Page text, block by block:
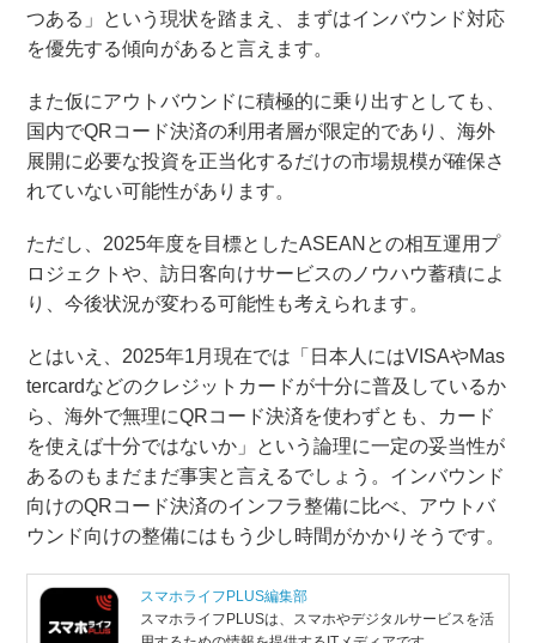
つある」という現状を踏まえ、まずはインバウンド対応
を優先する傾向があると言えます。
また仮にアウトバウンドに積極的に乗り出すとしても、
国内でQRコード決済の利用者層が限定的であり、海外
展開に必要な投資を正当化するだけの市場規模が確保さ
れていない可能性があります。
ただし、2025年度を目標としたASEANとの相互運用プ
ロジェクトや、訪日客向けサービスのノウハウ蓄積によ
り、今後状況が変わる可能性も考えられます。
とはいえ、2025年1月現在では「日本人にはVISAやMas
tercardなどのクレジットカードが十分に普及しているか
ら、海外で無理にQRコード決済を使わずとも、カード
を使えば十分ではないか」という論理に一定の妥当性が
あるのもまだまだ事実と言えるでしょう。インバウンド
向けのQRコード決済のインフラ整備に比べ、アウトバ
ウンド向けの整備にはもう少し時間がかかりそうです。
スマホライフPLUS編集部
スマホライフPLUSは、スマホやデジタルサービスを活